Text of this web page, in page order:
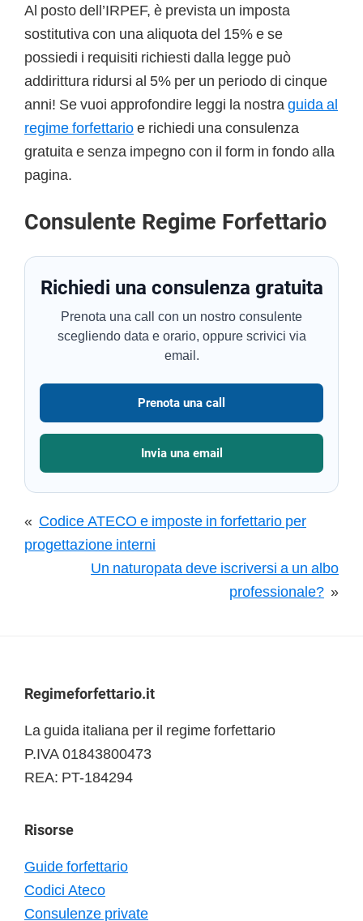
Al posto dell’IRPEF, è prevista un imposta
sostitutiva con una aliquota del 15% e se
possiedi i requisiti richiesti dalla legge può
addirittura ridursi al 5% per un periodo di cinque
anni! Se vuoi approfondire leggi la nostra guida al
regime forfettarioe richiedi una consulenza
gratuita e senza impegno con il form in fondo alla
pagina.
Consulente Regime Forfettario
Richiedi una consulenza gratuita
Prenota una call con un nostro consulente
scegliendo data e orario, oppure scrivici via
email.
Prenota una call
Invia una email
« Codice ATECO e imposte in forfettario per
progettazione interni
Un naturopata deve iscriversi a un albo
professionale? »
Footer
Regimeforfettario.it
La guida italiana per il regime forfettario
P.IVA 01843800473
REA: PT-184294
Risorse
Guide forfettario
Codici Ateco
Consulenze private